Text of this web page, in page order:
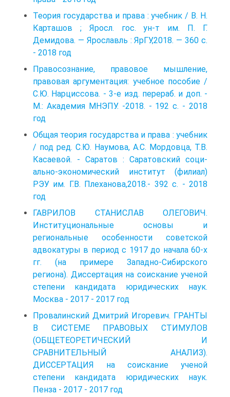
Теория государства и права : учебник / В. Н.
Карташов ; Яросл. гос. ун-т им. П. Г.
Демидова. — Ярославль : ЯрГУ,2018. — 360 с.
- 2018 год
Правосознание, правовое мышление,
правовая аргументация: учебное пособие /
С.Ю. Нарциссова. - 3-е изд. перераб. и доп. -
М.: Академия МНЭПУ. -2018. - 192 с. - 2018
год
Общая теория государства и права : учебник
/ под ред. С.Ю. Наумова, А.С. Мордовца, Т.В.
Касаевой. - Саратов : Саратовский соци­
ально-экономический институт (филиал)
РЭУ им. Г.В. Плеханова,2018.- 392 с. - 2018
год
ГАВРИЛОВ СТАНИСЛАВ ОЛЕГОВИЧ.
Институциональные основы и
региональные особенности советской
адвокатуры в период с 1917 до начала 60-х
гг. (на примере Западно-Сибирского
региона). Диссертация на соискание ученой
степени кандидата юридических наук.
Москва - 2017 - 2017 год
Провалинский Дмитрий Игоревич. ГРАНТЫ
В СИСТЕМЕ ПРАВОВЫХ СТИМУЛОВ
(ОБЩЕТЕОРЕТИЧЕСКИЙ И
СРАВНИТЕЛЬНЫЙ АНАЛИЗ).
ДИССЕРТАЦИЯ на соискание ученой
степени кандидата юридических наук.
Пенза - 2017 - 2017 год